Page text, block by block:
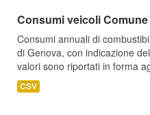
Consumi veicoli
Consumi annuali di
di Genova, con indicazione
valori sono riportati in forma
CSV